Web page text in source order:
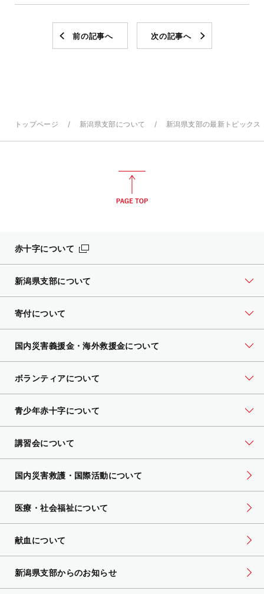
前の記事へ 次の記事へ
トップページ 新潟県支部について 新潟県支部の最新トピックス
赤十字について
新潟県支部について
寄付について
国内災害義援金・海外救援金について
ボランティアについて
青少年赤十字について
講習会について
国内災害救護・国際活動について
医療・社会福祉について
献血について
新潟県支部からのお知らせ